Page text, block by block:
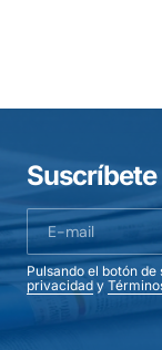
Pulsando el botón
privacidad y